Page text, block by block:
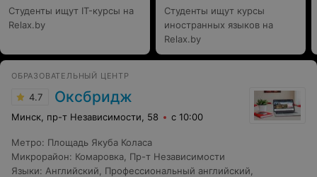
Студенты ищут IT-курсы на
Relax.by
Студенты ищут курсы
иностранных языков на
Relax.by
ОБРАЗОВАТЕЛЬНЫЙ ЦЕНТР
4.7 Оксбридж
Минск, пр-т Независимости, 58 с 10:00
Метро: Площадь Якуба Коласа
Микрорайон: Комаровка Пр-т Независимости
Языки: Английский Профессиональный английский